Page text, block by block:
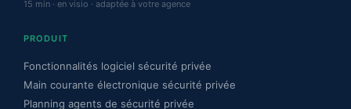
15 min · en visio · adaptée à votre agence
PRODUIT
Fonctionnalités logiciel sécurité privée
Main courante électronique sécurité privée
Planning agents de sécurité privée